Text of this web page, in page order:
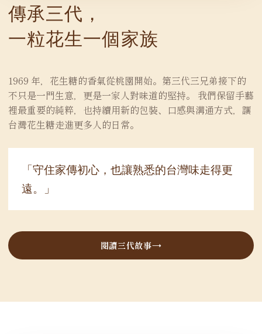
傳承三代，
一粒花生一個家族
1969 年，花生糖的香氣從桃園開始。第三代三兄弟接下的
不只是一門生意，更是一家人對味道的堅持。 我們保留手藝
裡最重要的純粹，也持續用新的包裝、口感與溝通方式，讓
台灣花生糖走進更多人的日常。
「守住家傳初心，也讓熟悉的台灣味走得更
遠。」
閱讀三代故事